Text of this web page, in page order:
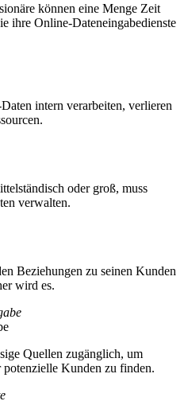
können eine Menge Zeit
ihre Online-Dateneingabedienste
intern verarbeiten, verlieren
oder groß, muss
verwalten.
Beziehungen zu seinen Kunden
wird es.
Quellen zugänglich, um
potenzielle Kunden zu finden.